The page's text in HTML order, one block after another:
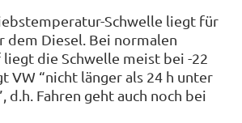
Schwelle liegt für
dem Diesel. Bei normalen
die Schwelle meist bei -22
VW “nicht länger als 24 h unter
d.h. Fahren geht auch noch bei